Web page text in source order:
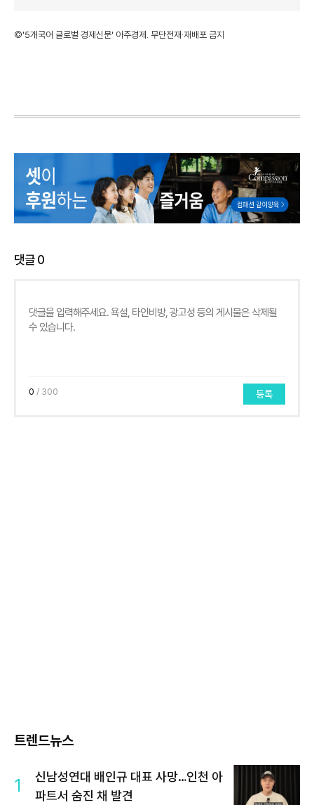
©'5개국어 글로벌 경제신문' 아주경제. 무단전재·재배포 금지
댓글0
0 / 300 등록
트렌드뉴스
1
신남성연대 배인규 대표 사망…인천 아
파트서 숨진 채 발견